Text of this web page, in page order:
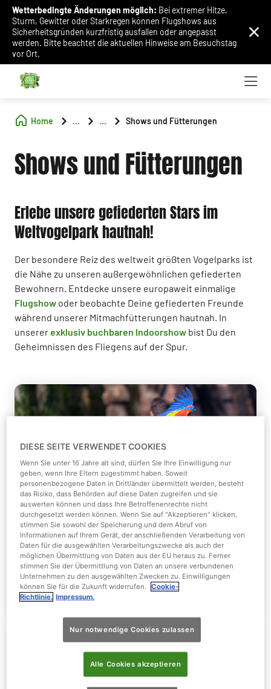
Wetterbedingte Änderungen möglich: Bei extremer Hitze,
Sturm, Gewitter oder Starkregen können Flugshows aus
Sicherheitsgründen kurzfristig ausfallen oder angepasst
werden. Bitte beachtet die aktuellen Hinweise am Besuchstag
vor Ort.
Home ... ... Shows und Fütterungen
Shows und Fütterungen
Erlebe unsere gefiederten Stars im
Weltvogelpark hautnah!
Der besondere Reiz des weltweit größten Vogelparks ist
die Nähe zu unseren außergewöhnlichen gefiederten
Bewohnern. Entdecke unsere europaweit einmalige
Flugshow oder beobachte Deine gefiederten Freunde
während unserer Mitmachfütterungen hautnah. In
unsererexklusiv buchbaren Indoorshow bist Du den
Geheimnissen des Fliegens auf der Spur.
Flugshow
Erlebe unsere spektakuläre Flugshow mit
unseren gefiederten Stars.
Mehr sehen
DIESE SEITE VERWENDET COOKIES
Wenn Sie unter 16 Jahre alt sind, dürfen Sie Ihre Einwilligung nur
geben, wenn Ihre Eltern zugestimmt haben. Soweit
personenbezogene Daten in Drittländer übermittelt werden, besteht
das Risiko, dass Behörden auf diese Daten zugreifen und sie
auswerten können und dass Ihre Betroffenenrechte nicht
durchgesetzt werden können. Wenn Sie auf "Akzeptieren" klicken,
stimmen Sie sowohl der Speicherung und dem Abruf von
Informationen auf Ihrem Gerät, der anschließenden Verarbeitung von
Daten für die ausgewählten Verarbeitungszwecke als auch der
möglichen Übermittlung von Daten aus der EU heraus zu. Ferner
stimmen Sie der Übermittlung von Daten an unsere verbundenen
Unternehmen zu den ausgewählten Zwecken zu. Einwilligungen
können Sie für die Zukunft widerrufen.
Cookie-
Richtlinie. Impressum.
Nur notwendige Cookies zulassen
Alle Cookies akzeptieren